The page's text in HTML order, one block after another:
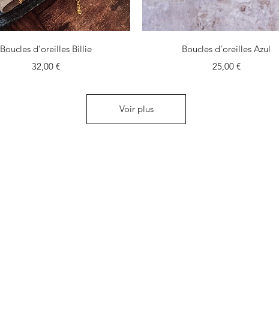
Aperçu rapide
Boucles d’oreilles Billie
Prix
32,00 €
Aperçu rapide
Boucles d'oreilles Azul
Prix
25,00 €
Voir plus